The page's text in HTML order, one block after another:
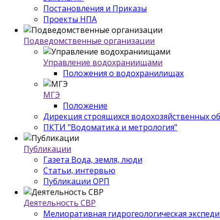
Постановления и Приказы
Проекты НПА
Подведомственные организации
Управление водохраниищами
Положения о водохранилищах
МГЭ
Положение
Дирекция строящихся водохозяйственных
ПКТИ "Водоматика и метрология"
Публикации
Газета Вода, земля, люди
Статьи, интервью
Публикации ОРП
Деятельность СВР
Мелиоративная гидрогеологическая